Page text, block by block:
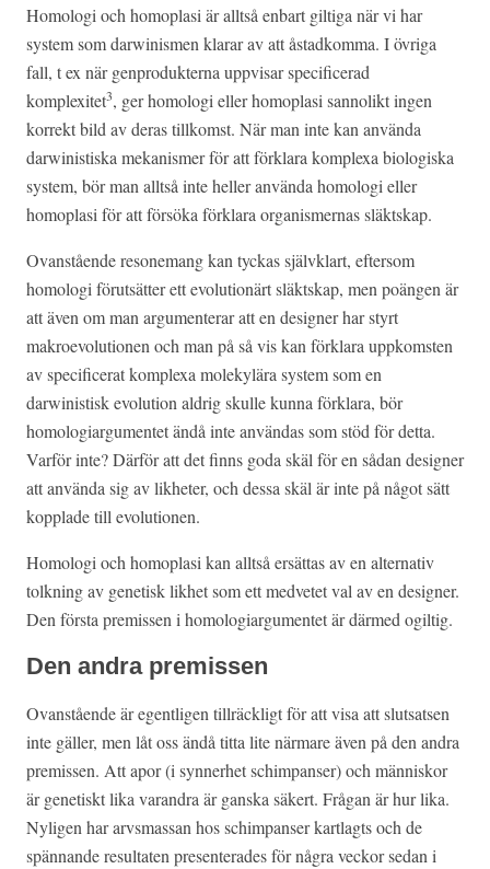
Homologi och homoplasi är alltså enbart giltiga när vi har
system som darwinismen klarar av att åstadkomma. I övriga
fall, t ex när genprodukterna uppvisar specificerad
komplexitet3, ger homologi eller homoplasi sannolikt ingen
korrekt bild av deras tillkomst. När man inte kan använda
darwinistiska mekanismer för att förklara komplexa biologiska
system, bör man alltså inte heller använda homologi eller
homoplasi för att försöka förklara organismernas släktskap.
Ovanstående resonemang kan tyckas självklart, eftersom
homologi förutsätter ett evolutionärt släktskap, men poängen är
att även om man argumenterar att en designer har styrt
makroevolutionen och man på så vis kan förklara uppkomsten
av specificerat komplexa molekylära system som en
darwinistisk evolution aldrig skulle kunna förklara, bör
homologiargumentet ändå inte användas som stöd för detta.
Varför inte? Därför att det finns goda skäl för en sådan designer
att använda sig av likheter, och dessa skäl är inte på något sätt
kopplade till evolutionen.
Homologi och homoplasi kan alltså ersättas av en alternativ
tolkning av genetisk likhet som ett medvetet val av en designer.
Den första premissen i homologiargumentet är därmed ogiltig.
Den andra premissen
Ovanstående är egentligen tillräckligt för att visa att slutsatsen
inte gäller, men låt oss ändå titta lite närmare även på den andra
premissen. Att apor (i synnerhet schimpanser) och människor
är genetiskt lika varandra är ganska säkert. Frågan är hur lika.
Nyligen har arvsmassan hos schimpanser kartlagts och de
spännande resultaten presenterades för några veckor sedan i